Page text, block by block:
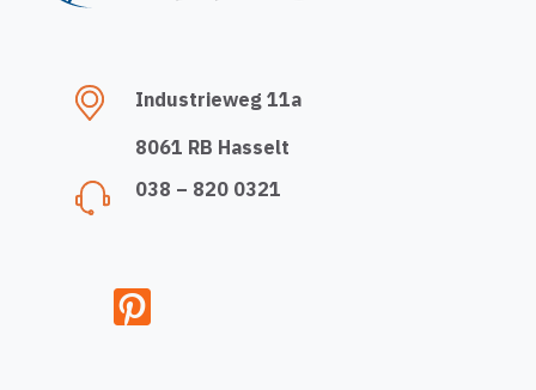
Industrieweg 11a
8061 RB Hasselt
038 – 820 0321